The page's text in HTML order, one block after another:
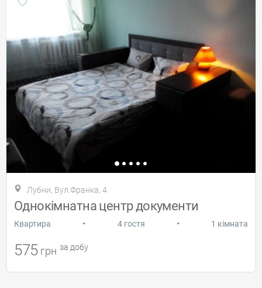
Лубни, Вул.Франка, 4
Однокімнатна центр документи
Квартира • 4 гостя • 1 кімната
575 грн за добу